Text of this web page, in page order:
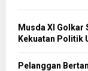
Musda XI Golkar
Kekuatan Politik
Pelanggan